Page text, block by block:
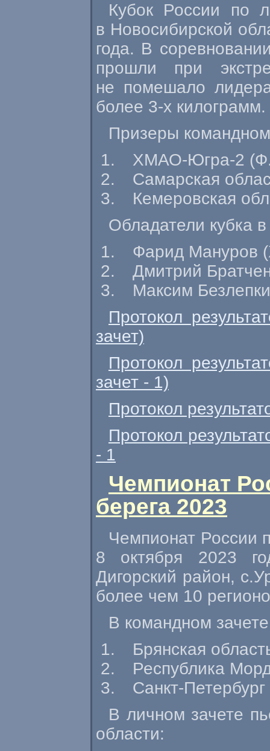
Кубок России по
в Новосибирской
года. В
прошли при
не помешало
более 3-х килограмм.
Призеры
ХМАО-Югра-2
Самарская
Кемеровская
Обладатели кубка
Фарид Мануров (
Дмитрий
Максим
Протокол
зачет)
Протокол
зачет - 1)
Протокол
Протокол
- 1
Чемпионат
берега 2023
Чемпионат России
8 октября 2023
Дигорский район,
более чем 10
В командном
Брянская
Республика
Санкт-
В личном зачете
области: